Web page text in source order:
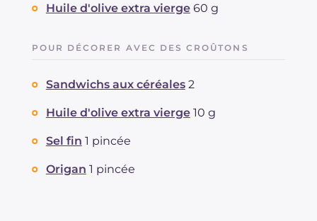
Huile d'olive extra vierge 60 g
POUR DÉCORER AVEC DES CROÛTONS
Sandwichs aux céréales 2
Huile d'olive extra vierge 10 g
Sel fin 1 pincée
Origan 1 pincée